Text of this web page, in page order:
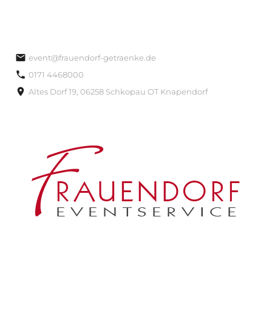
event@frauendorf-getraenke.de
0171 4468000
Altes Dorf 19, 06258 Schkopau OT Knapendorf